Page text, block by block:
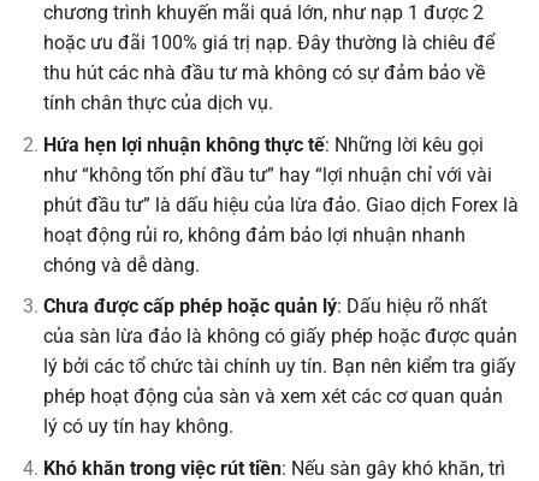
chương trình khuyến mãi quá lớn, như nạp 1 được 2
hoặc ưu đãi 100% giá trị nạp. Đây thường là chiêu để
thu hút các nhà đầu tư mà không có sự đảm bảo về
tính chân thực của dịch vụ.
Hứa hẹn lợi nhuận không thực tế: Những lời kêu gọi
như “không tốn phí đầu tư” hay “lợi nhuận chỉ với vài
phút đầu tư” là dấu hiệu của lừa đảo. Giao dịch Forex là
hoạt động rủi ro, không đảm bảo lợi nhuận nhanh
chóng và dễ dàng.
Chưa được cấp phép hoặc quản lý: Dấu hiệu rõ nhất
của sàn lừa đảo là không có giấy phép hoặc được quản
lý bởi các tổ chức tài chính uy tín. Bạn nên kiểm tra giấy
phép hoạt động của sàn và xem xét các cơ quan quản
lý có uy tín hay không.
Khó khăn trong việc rút tiền: Nếu sàn gây khó khăn, trì